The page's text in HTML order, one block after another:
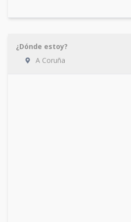
¿Dónde estoy?
A Coruña